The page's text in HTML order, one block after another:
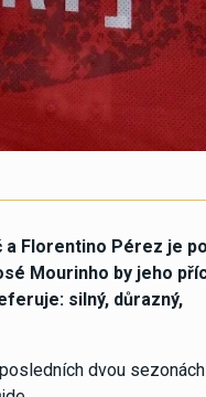
a Florentino Pérez je
Mourinho by jeho
silný, důrazný,
dvou sezonách